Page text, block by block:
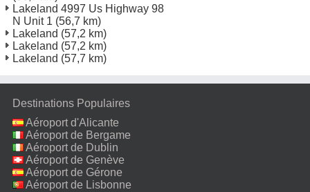
Lakeland 4997 Us Highway 98
N Unit 1 (56,7 km)
Lakeland (57,2 km)
Lakeland (57,2 km)
Lakeland (57,7 km)
Destinations Populaires
Aéroport d'Alicante
Aéroport de Bergame
Aéroport de Dublin
Aéroport de Genève
Aéroport de Gérone
Aéroport de Lisbonne